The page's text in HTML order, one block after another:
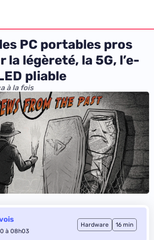
PC portables pros
la légèreté, la 5G, l’e-
pliable
à la fois
à 08h03
Hardware 16 min